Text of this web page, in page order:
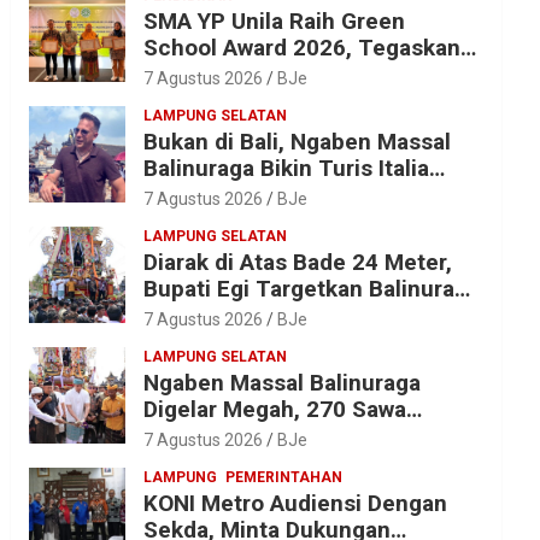
SMA YP Unila Raih Green
School Award 2026, Tegaskan
Komitmen Wujudkan Sekolah
7 Agustus 2026 BJe
LAMPUNG SELATAN
Bukan di Bali, Ngaben Massal
Balinuraga Bikin Turis Italia
Terpukau, Puluhan Ribu Orang
7 Agustus 2026 BJe
LAMPUNG SELATAN
Diarak di Atas Bade 24 Meter,
Bupati Egi Targetkan Balinuraga
Jadi Desa Wisata Budaya 2027
7 Agustus 2026 BJe
LAMPUNG SELATAN
Ngaben Massal Balinuraga
Digelar Megah, 270 Sawa
Diantar dalam Tradisi Suci yang
7 Agustus 2026 BJe
LAMPUNG PEMERINTAHAN
KONI Metro Audiensi Dengan
Sekda, Minta Dukungan